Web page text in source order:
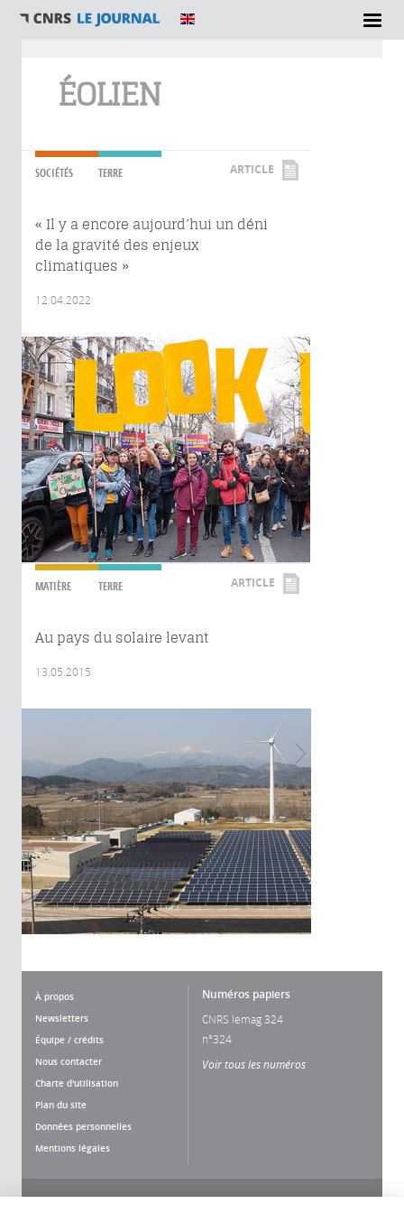
ÉOLIEN
SOCIÉTÉS TERRE ARTICLE
« Il y a encore aujourd’hui un déni
de la gravité des enjeux
climatiques »
12.04.2022
MATIÈRE TERRE ARTICLE
Au pays du solaire levant
13.05.2015
À propos
Newsletters
Équipe / crédits
Nous contacter
Charte d'utilisation
Plan du site
Données personnelles
Mentions légales
Numéros papiers
CNRS lemag 324
n°324
Voir tous les numéros